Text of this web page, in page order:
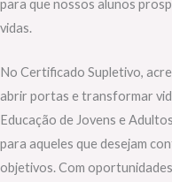
para que nossos alunos
vidas.
No Certificado Supletivo,
abrir portas e transformar
Educação de Jovens e
para aqueles que desejam
objetivos. Com